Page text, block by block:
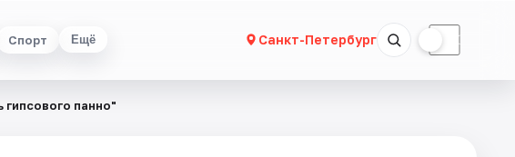
Спорт Ещё Санкт-Петербург ☾
панно"